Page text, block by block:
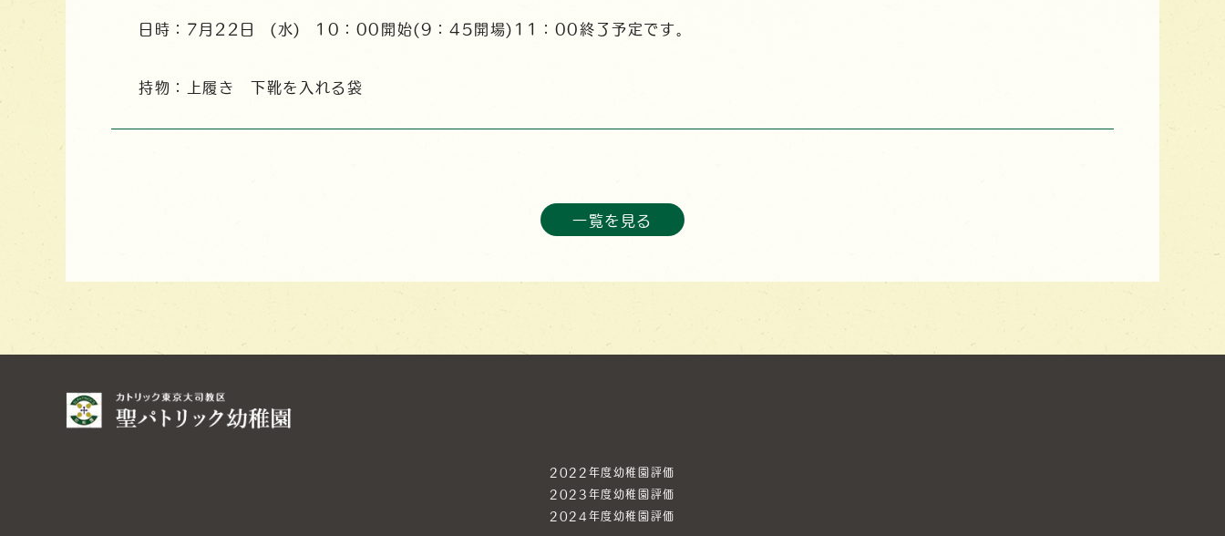
日時：7月22日 (水) 10：00開始(9：45開場)11：00終了予定です。
持物：上履き 下靴を入れる袋
一覧を見る
2022年度幼稚園評価
2023年度幼稚園評価
2024年度幼稚園評価